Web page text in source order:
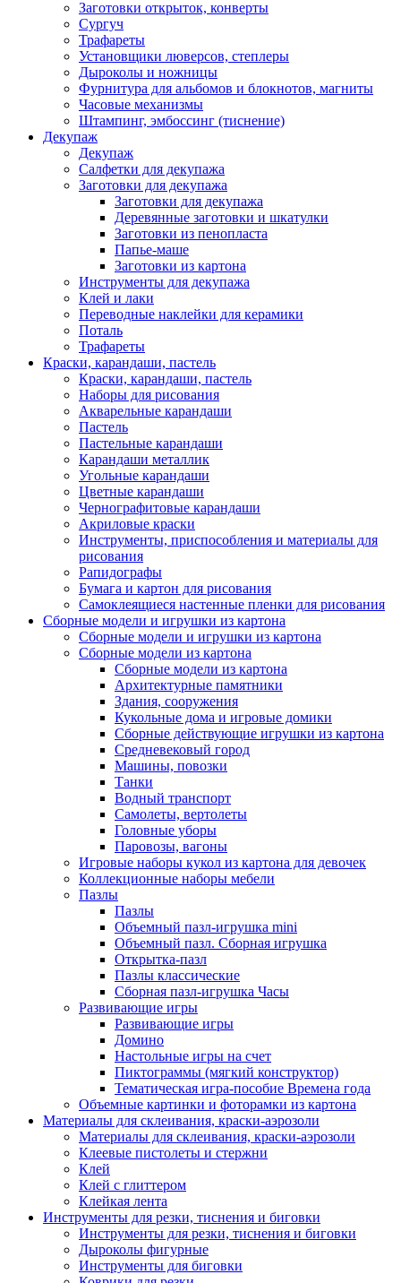
Заготовки открыток, конверты
Сургуч
Трафареты
Установщики люверсов, степлеры
Дыроколы и ножницы
Фурнитура для альбомов и блокнотов, магниты
Часовые механизмы
Штампинг, эмбоссинг (тиснение)
Декупаж
Декупаж
Салфетки для декупажа
Заготовки для декупажа
Заготовки для декупажа
Деревянные заготовки и шкатулки
Заготовки из пенопласта
Папье-маше
Заготовки из картона
Инструменты для декупажа
Клей и лаки
Переводные наклейки для керамики
Поталь
Трафареты
Краски, карандаши, пастель
Краски, карандаши, пастель
Наборы для рисования
Акварельные карандаши
Пастель
Пастельные карандаши
Карандаши металлик
Угольные карандаши
Цветные карандаши
Чернографитовые карандаши
Акриловые краски
Инструменты, приспособления и материалы для
рисования
Рапидографы
Бумага и картон для рисования
Самоклеящиеся настенные пленки для рисования
Сборные модели и игрушки из картона
Сборные модели и игрушки из картона
Сборные модели из картона
Сборные модели из картона
Архитектурные памятники
Здания, сооружения
Кукольные дома и игровые домики
Сборные действующие игрушки из картона
Средневековый город
Машины, повозки
Танки
Водный транспорт
Самолеты, вертолеты
Головные уборы
Паровозы, вагоны
Игровые наборы кукол из картона для девочек
Коллекционные наборы мебели
Пазлы
Пазлы
Объемный пазл-игрушка mini
Объемный пазл. Сборная игрушка
Открытка-пазл
Пазлы классические
Сборная пазл-игрушка Часы
Развивающие игры
Развивающие игры
Домино
Настольные игры на счет
Пиктограммы (мягкий конструктор)
Тематическая игра-пособие Времена года
Объемные картинки и фоторамки из картона
Материалы для склеивания, краски-аэрозоли
Материалы для склеивания, краски-аэрозоли
Клеевые пистолеты и стержни
Клей
Клей с глиттером
Клейкая лента
Инструменты для резки, тиснения и биговки
Инструменты для резки, тиснения и биговки
Дыроколы фигурные
Инструменты для биговки